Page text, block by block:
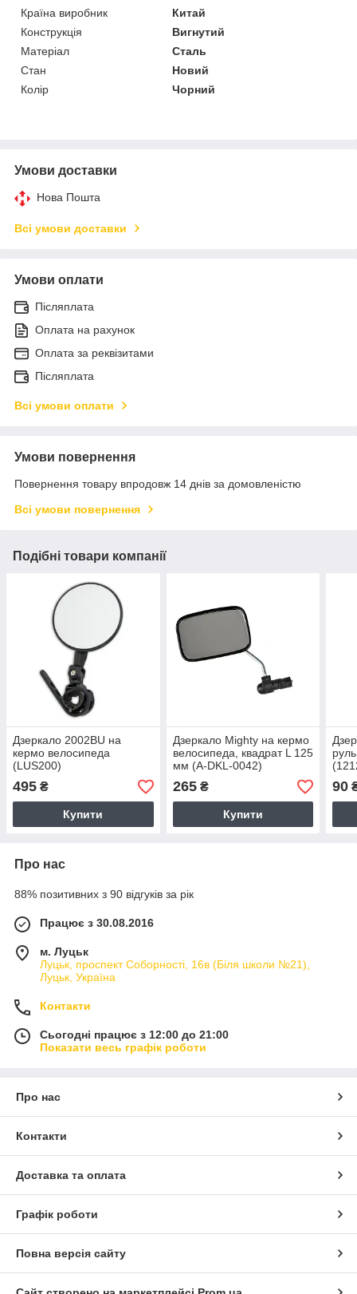
Країна виробник
Китай
Конструкція
Вигнутий
Матеріал
Сталь
Стан
Новий
Колір
Чорний
Умови доставки
Нова Пошта
Всі умови доставки
Умови оплати
Післяплата
Оплата на рахунок
Оплата за реквізитами
Післяплата
Всі умови оплати
Умови повернення
Повернення товару впродовж 14 днів за домовленістю
Всі умови повернення
Подібні товари компанії
Дзеркало 2002BU на
кермо велосипеда
(LUS200)
495 ₴
Купити
Дзеркало Mighty на кермо
велосипеда, квадрат L 125
мм (A-DKL-0042)
265₴
Купити
90
Про нас
88% позитивних з 90 відгуків за рік
Працює з 30.08.2016
м. Луцьк
Луцьк, проспект Соборності, 16в (Біля школи №21),
Луцьк, Україна
Контакти
Сьогодні працює з 12:00 до 21:00
Показати весь графік роботи
Про нас
Контакти
Доставка та оплата
Графік роботи
Повна версія сайту